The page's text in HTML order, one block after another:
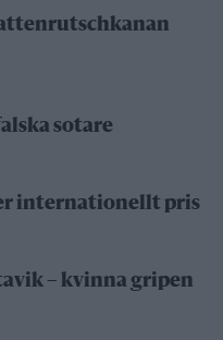
sotare
internationellt pris
– kvinna gripen